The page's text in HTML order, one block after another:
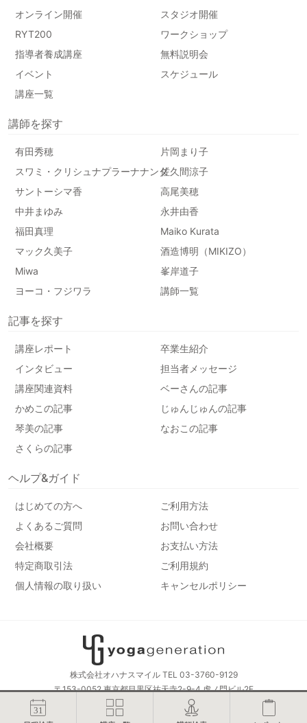
オンライン開催
スタジオ開催
RYT200
ワークショップ
指導者養成講座
無料説明会
イベント
スケジュール
講座一覧
講師を探す
有田秀穂
片岡まり子
スワミ・クリシュナプラーナナンダ佐久間涼子
サントーシマ香
高尾美穂
中井まゆみ
永井由香
福田真理
Maiko Kurata
マック久美子
酒造博明（MIKIZO）
Miwa
峯岸道子
ヨーコ・フジワラ
講師一覧
記事を探す
講座レポート
卒業生紹介
インタビュー
担当者メッセージ
講座関連資料
ベーさんの記事
かめこの記事
じゅんじゅんの記事
琴美の記事
なおこの記事
さくらの記事
ヘルプ&ガイド
はじめての方へ
ご利用方法
よくあるご質問
お問い合わせ
会社概要
お支払い方法
特定商取引法
ご利用規約
個人情報の取り扱い
キャンセルポリシー
株式会社オハナスマイル TEL 03-3760-9129
〒153-0052 東京都目黒区祐天寺2-9-4 虎ノ門ビル2F
© yogageneration All Rights Reserved.